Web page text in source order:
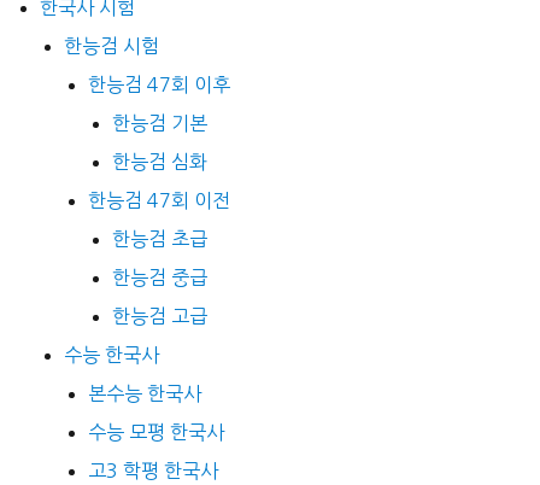
한국사 시험
한능검 시험
한능검 47회 이후
한능검 기본
한능검 심화
한능검 47회 이전
한능검 초급
한능검 중급
한능검 고급
수능 한국사
본수능 한국사
수능 모평 한국사
고3 학평 한국사